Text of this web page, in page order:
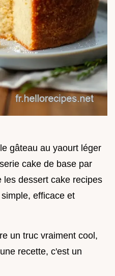
gâteau au yaourt léger
cake de base par
les dessert cake recipes
efficace et
un truc vraiment cool,
recette, c'est un